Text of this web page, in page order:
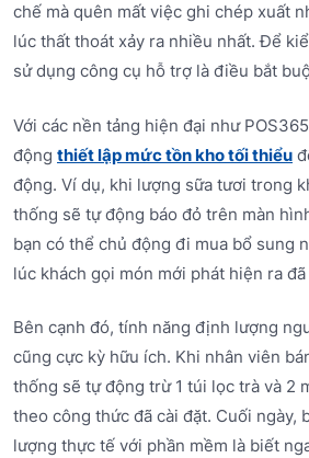
chế mà quên mất việc ghi chép xuất
lúc thất thoát xảy ra nhiều nhất. Để
sử dụng công cụ hỗ trợ là điều bắt
Với các nền tảng hiện đại như
động thiết lập mức tồn kho tối thiểu
động. Ví dụ, khi lượng sữa tươi trong
thống sẽ tự động báo đỏ trên màn
bạn có thể chủ động đi mua bổ sung
lúc khách gọi món mới phát hiện ra
Bên cạnh đó, tính năng định lượng
cũng cực kỳ hữu ích. Khi nhân viên
thống sẽ tự động trừ 1 túi lọc trà và 2
theo công thức đã cài đặt. Cuối ngày,
lượng thực tế với phần mềm là biết